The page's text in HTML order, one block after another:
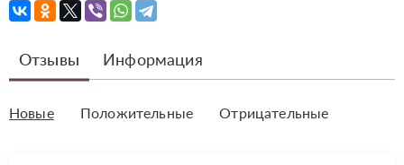
Отзывы Информация
Новые Положительные Отрицательные